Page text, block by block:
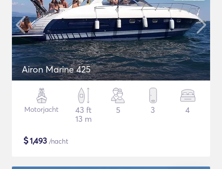
Airon Marine 425
Motorjacht
43 ft
13 m
5 3 4
$1,493 /nacht